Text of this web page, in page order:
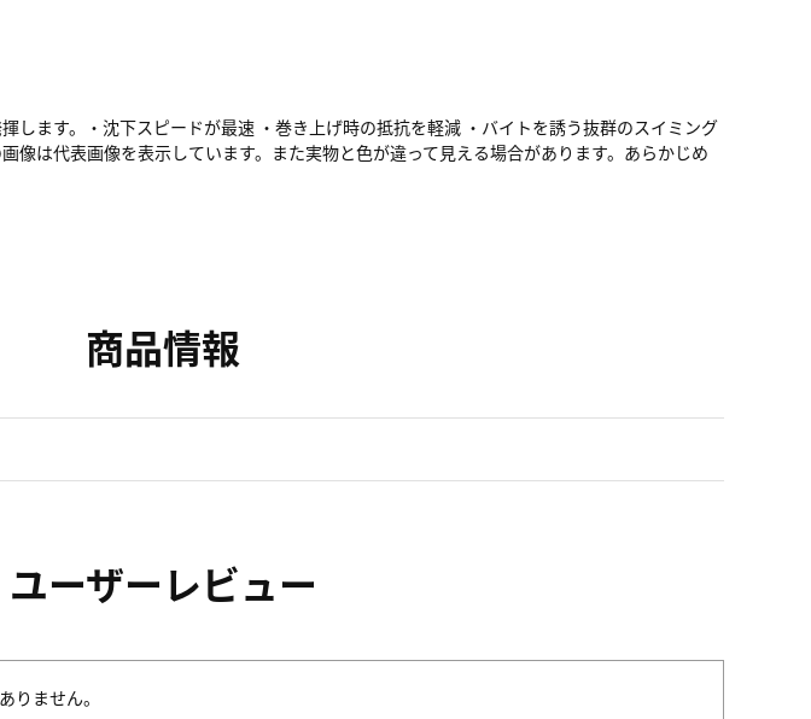
ます。・沈下スピードが最速 ・巻き上げ時の抵抗を軽減 ・バイトを誘う抜群のスイミング
は代表画像を表示しています。また実物と色が違って見える場合があります。あらかじめ
商品情報
ユーザーレビュー
りません。